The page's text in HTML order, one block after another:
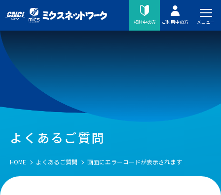
検討中の方 ご利用中の方 メニュー
よくあるご質問
HOME よくあるご質問 画面にエラーコードが表示されます